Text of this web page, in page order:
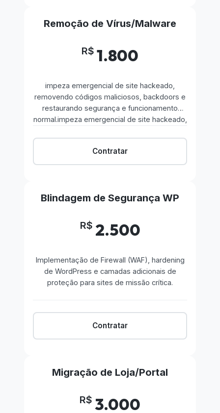
Remoção de Vírus/Malware
R$ 1.800
impeza emergencial de site hackeado,
removendo códigos maliciosos, backdoors e
restaurando segurança e funcionamento
normal.impeza emergencial de site hackeado,
normal.
Contratar
Blindagem de Segurança WP
R$ 2.500
Implementação de Firewall (WAF), hardening
de WordPress e camadas adicionais de
proteção para sites de missão crítica.
Contratar
Migração de Loja/Portal
R$ 3.000